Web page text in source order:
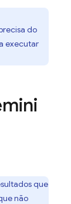
do
executar
que
não